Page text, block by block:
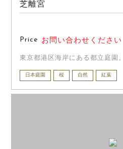
芝離宮
Price お問い合わせください
東京都港区海岸にある都立庭園。
日本庭園 桜 自然 紅葉